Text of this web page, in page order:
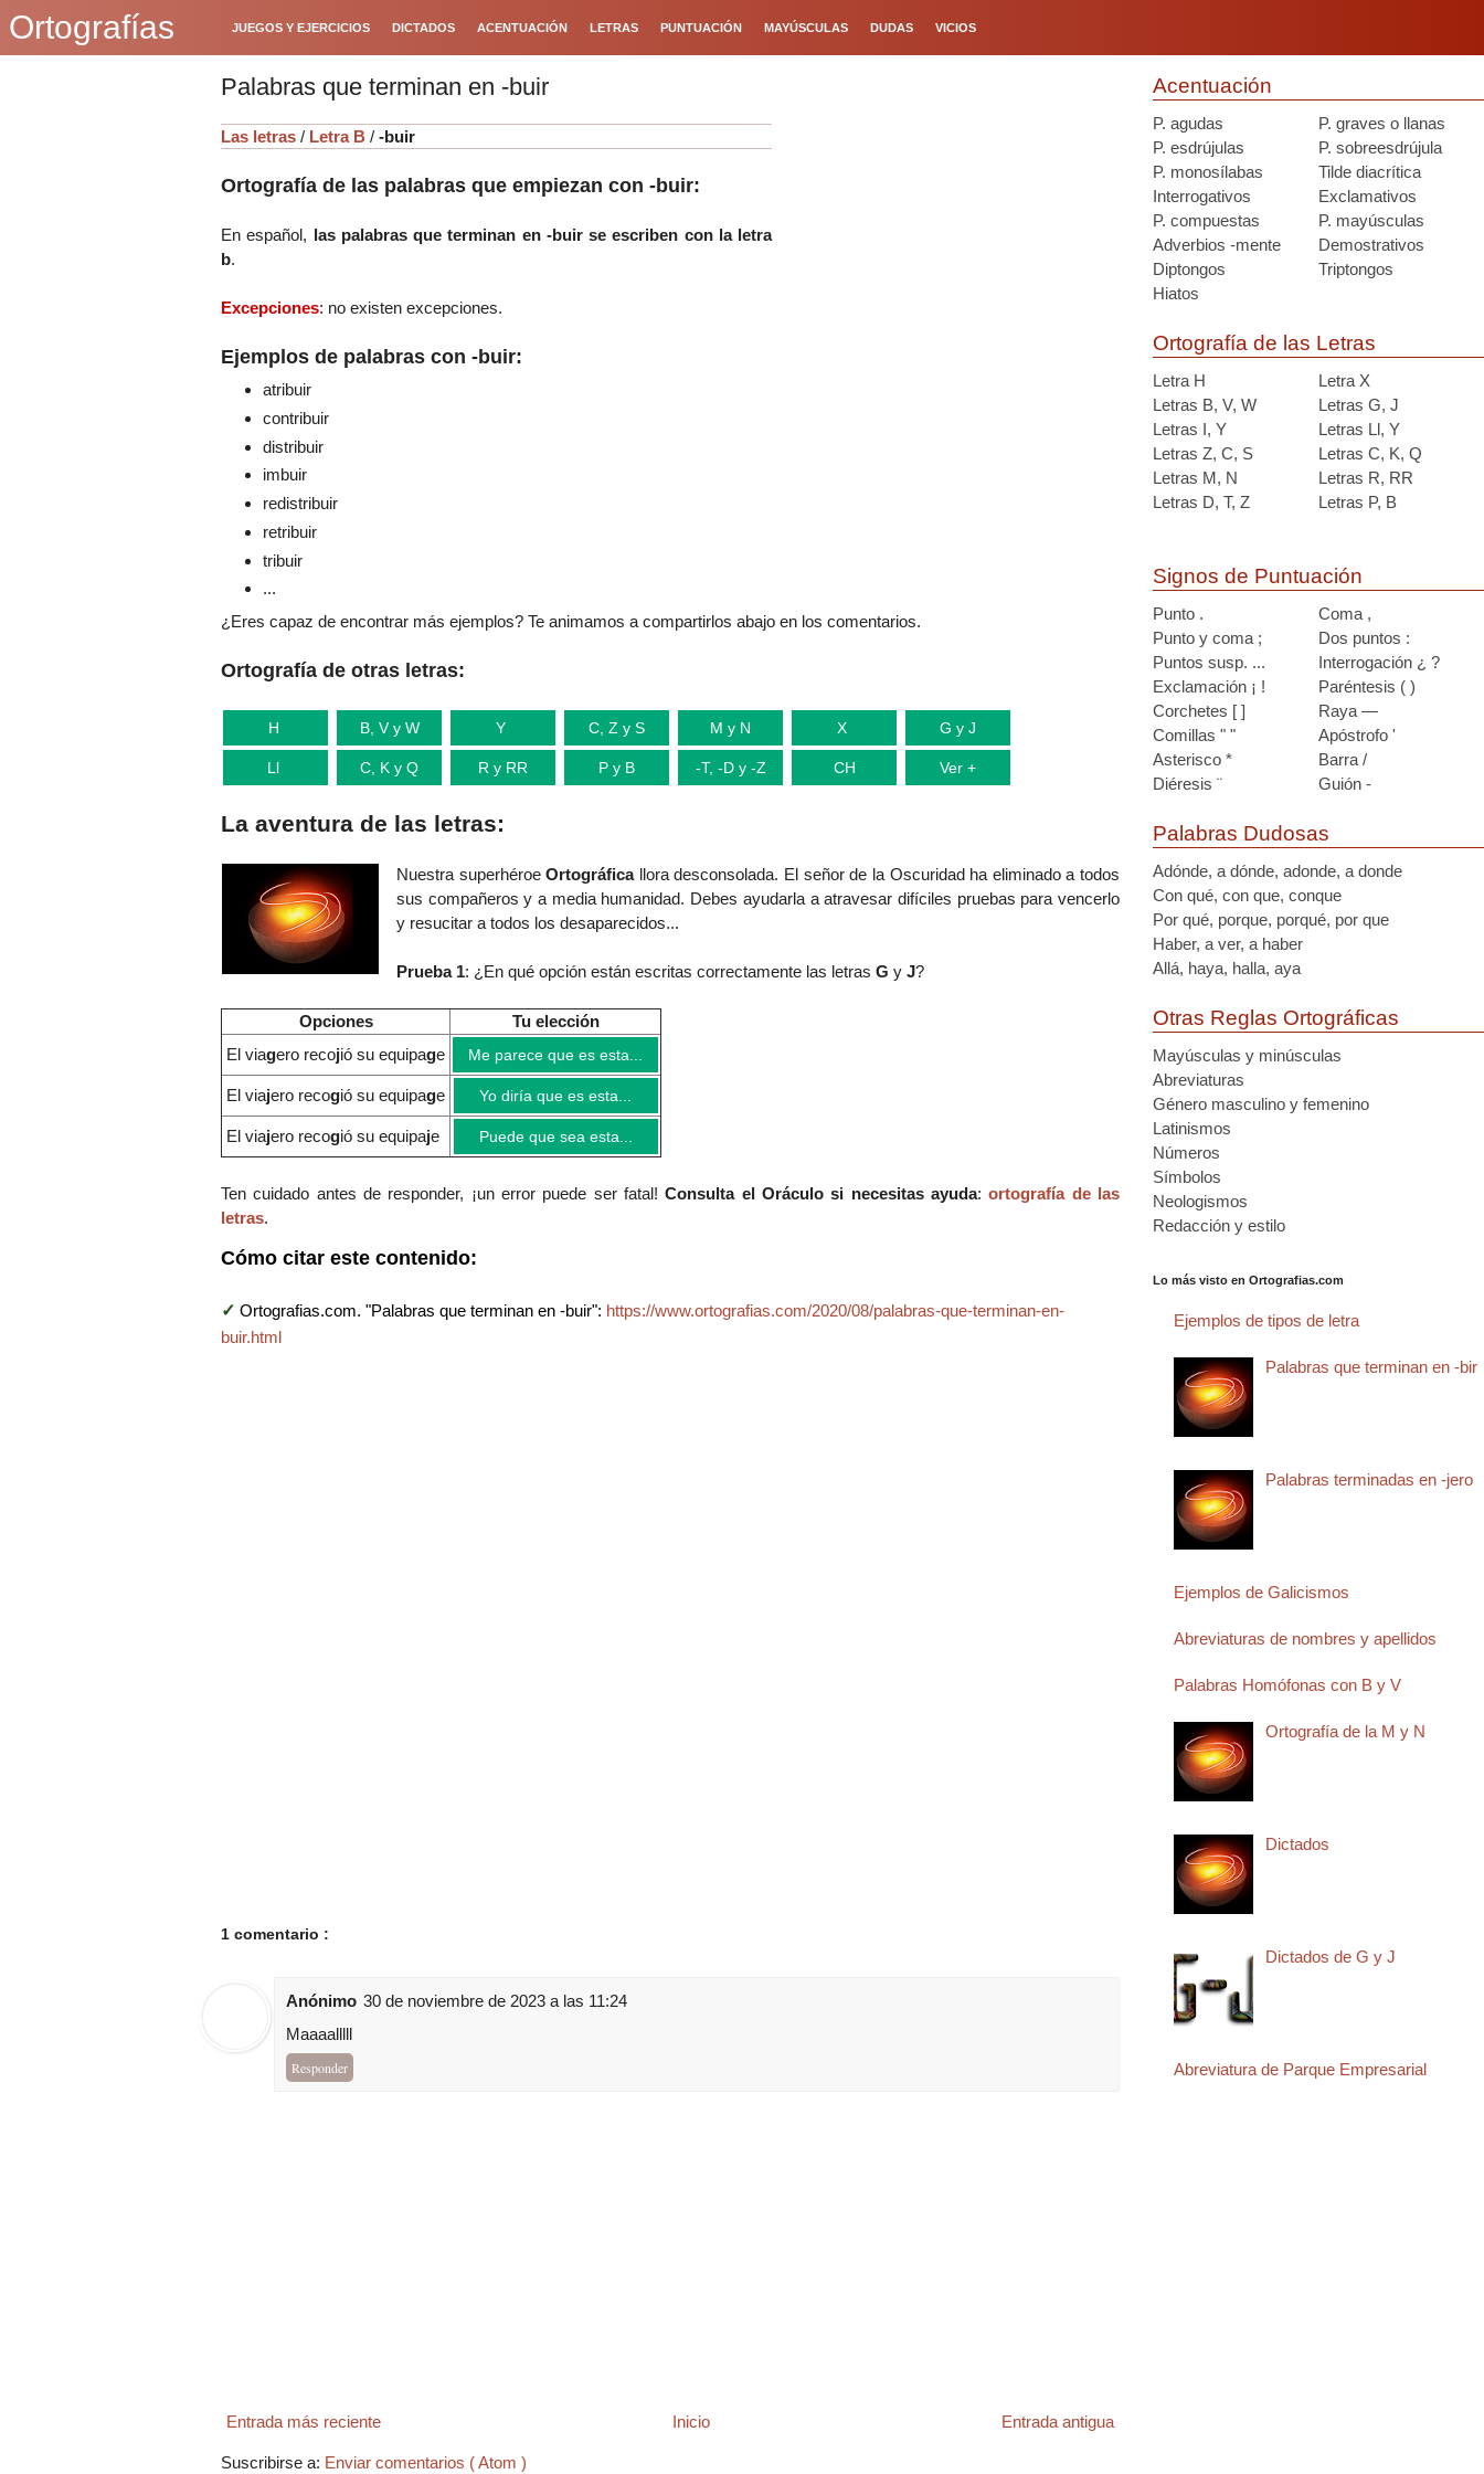
Ortografías JUEGOS Y EJERCICIOS DICTADOS ACENTUACIÓN LETRAS PUNTUACIÓN MAYÚSCULAS DUDAS VICIOS
Palabras que terminan en -buir
Las letras / Letra B / -buir
Ortografía de las palabras que empiezan con -buir:
En español, las palabras que terminan en -buir se escriben con la letra
b.
Excepciones: no existen excepciones.
Ejemplos de palabras con -buir:
atribuir
contribuir
distribuir
imbuir
redistribuir
retribuir
tribuir
...
¿Eres capaz de encontrar más ejemplos? Te animamos a compartirlos abajo en los comentarios.
Ortografía de otras letras:
H B, V y W Y C, Z y S M y N X G y J
Ll C, K y Q R y RR P y B -T, -D y -Z CH Ver +
La aventura de las letras:
Nuestra superhéroeOrtográficallora desconsolada. El señor de la Oscuridad ha eliminado a todos
sus compañeros y a media humanidad. Debes ayudarla a atravesar difíciles pruebas para vencerlo
y resucitar a todos los desaparecidos...
Prueba 1: ¿En qué opción están escritas correctamente las letras G y J?
Opciones
Tu elección
El viagero recojió su equipage Me parece que es esta...
El viajero recogió su equipage Yo diría que es esta...
El viajero recogió su equipaje Puede que sea esta...
Ten cuidado antes de responder, ¡un error puede ser fatal! Consulta el Oráculo si necesitas ayuda:ortografía de las
letras.
Cómo citar este contenido:
✓ Ortografias.com. "Palabras que terminan en -buir": https://www.ortografias.com/2020/08/palabras-que-terminan-en-
buir.html
1 comentario :
Anónimo 30 de noviembre de 2023 a las 11:24
Maaaalllll
Responder
Entrada más reciente Entrada antigua
Inicio
Suscribirse a: Enviar comentarios ( Atom )
Acentuación
P. agudas
P. graves o llanas
P. esdrújulas
P. sobreesdrújula
P. monosílabas
Tilde diacrítica
Interrogativos
Exclamativos
P. compuestas
P. mayúsculas
Adverbios -mente
Demostrativos
Diptongos
Triptongos
Hiatos
Ortografía de las Letras
Letra H
Letra X
Letras B, V, W
Letras G, J
Letras I, Y
Letras Ll, Y
Letras Z, C, S
Letras C, K, Q
Letras M, N
Letras R, RR
Letras D, T, Z
Letras P, B
Signos de Puntuación
Punto .
Coma ,
Punto y coma ;
Dos puntos :
Puntos susp. ...
Interrogación ¿ ?
Exclamación ¡ !
Paréntesis ( )
Corchetes [ ]
Raya —
Comillas " "
Apóstrofo '
Asterisco *
Barra /
Diéresis ¨
Guión -
Palabras Dudosas
Adónde, a dónde, adonde, a donde
Con qué, con que, conque
Por qué, porque, porqué, por que
Haber, a ver, a haber
Allá, haya, halla, aya
Otras Reglas Ortográficas
Mayúsculas y minúsculas
Abreviaturas
Género masculino y femenino
Latinismos
Números
Símbolos
Neologismos
Redacción y estilo
Lo más visto en Ortografias.com
Ejemplos de tipos de letra
Palabras que terminan en -bir
Palabras terminadas en -jero
Ejemplos de Galicismos
Abreviaturas de nombres y apellidos
Palabras Homófonas con B y V
Ortografía de la M y N
Dictados
Dictados de G y J
Abreviatura de Parque Empresarial